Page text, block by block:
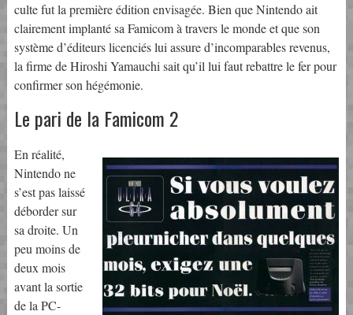
culte fut la première édition envisagée. Bien que Nintendo ait
clairement implanté sa Famicom à travers le monde et que son
système d’éditeurs licenciés lui assure d’incomparables revenus,
la firme de Hiroshi Yamauchi sait qu’il lui faut rebattre le fer pour
confirmer son hégémonie.
Le pari de la Famicom 2
En réalité,
Nintendo ne
s’est pas laissé
déborder sur
sa droite. Un
peu moins de
deux mois
avant la sortie
de la PC-